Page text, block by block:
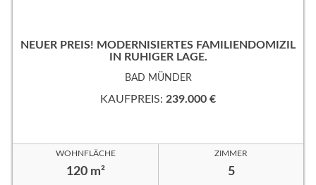
NEUER PREIS! MODERNISIERTES FAMILIENDOMIZIL
IN RUHIGER LAGE.
BAD MÜNDER
KAUFPREIS: 239.000 €
WOHNFLÄCHE
120 m²
ZIMMER
5